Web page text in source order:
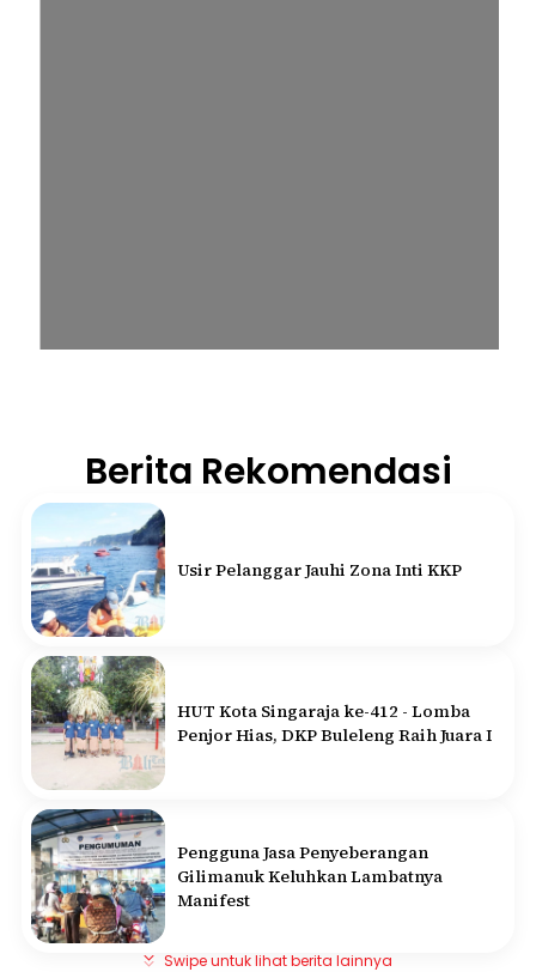
Berita Rekomendasi
Usir Pelanggar Jauhi Zona Inti KKP
HUT Kota Singaraja ke-412 - Lomba
Penjor Hias, DKP Buleleng Raih Juara I
Pengguna Jasa Penyeberangan
Gilimanuk Keluhkan Lambatnya
Manifest
Swipe untuk lihat berita lainnya